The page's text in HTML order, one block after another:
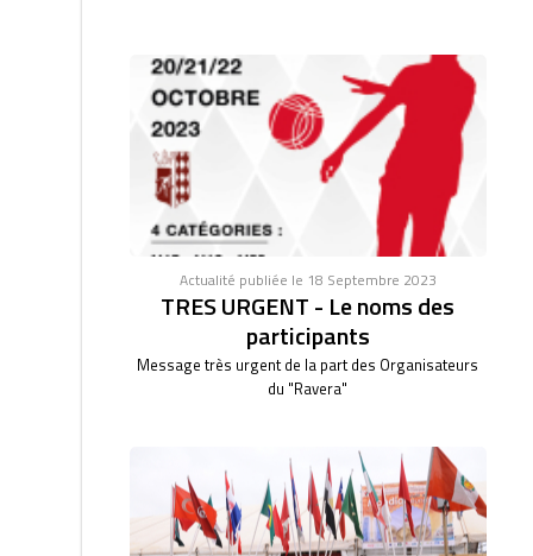
Actualité publiée le 18 Septembre 2023
TRES URGENT - Le noms des
participants
Message très urgent de la part des Organisateurs
du "Ravera"